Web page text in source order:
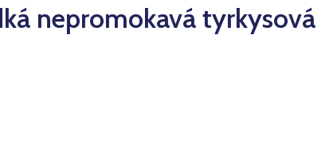
nepromokavá tyrkysová